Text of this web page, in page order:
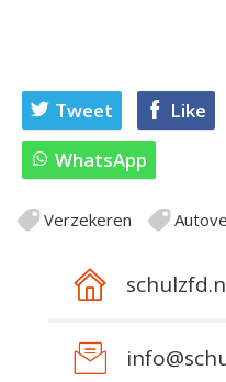
Tweet Like
WhatsApp
Verzekeren